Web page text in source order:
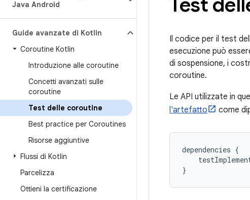
Java Android
Guide avanzate di Kotlin
Coroutine Kotlin
Introduzione alle coroutine
Concetti avanzati sulle
coroutine
Test delle coroutine
Best practice per Coroutines
Risorse aggiuntive
Flussi di Kotlin
Parcelizza
Ottieni la certificazione
Il codice per il test
esecuzione può
di sospensione, i
coroutine.
Le API utilizzate in
l'artefatto
come
dependencies {
}